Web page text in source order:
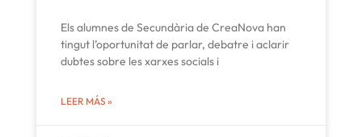
Els alumnes de Secundària de CreaNova han
tingut l’oportunitat de parlar, debatre i aclarir
dubtes sobre les xarxes socials i
LEER MÁS »